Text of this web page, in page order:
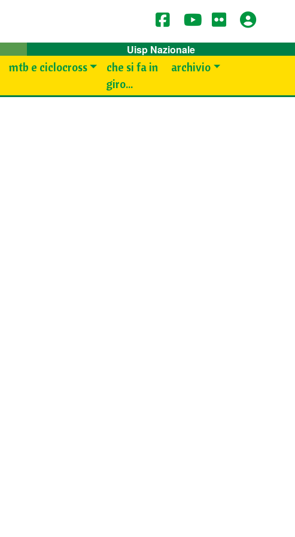
Uisp Nazionale
mtb e ciclocross
che si fa in
giro...
archivio